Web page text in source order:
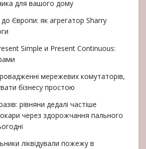
для вашого дому
Європи: як агрегатор Sharry
Simple и Present Continuous:
мережевих комутаторів,
бізнесу простою
рівняни дедалі частіше
через здорожчання пального
ліквідували пожежу в